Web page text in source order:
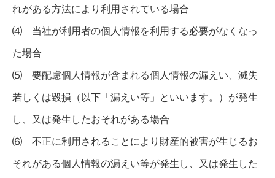
れがある方法により利用されている場合
⑷ 当社が利用者の個人情報を利用する必要がなくなっ
た場合
⑸ 要配慮個人情報が含まれる個人情報の漏えい、滅失
若しくは毀損（以下「漏えい等」といいます。）が発生
し、又は発生したおそれがある場合
⑹ 不正に利用されることにより財産的被害が生じるお
それがある個人情報の漏えい等が発生し、又は発生した